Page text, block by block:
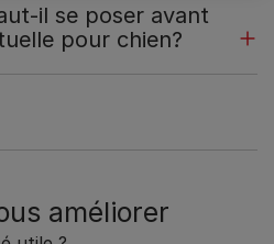
il se poser avant
pour chien?
améliorer